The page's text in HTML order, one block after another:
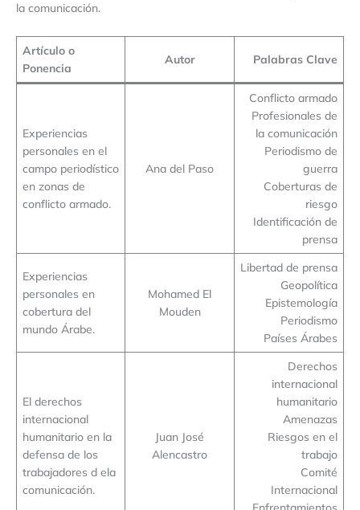
la comunicación.
Artículo o
Ponencia
Autor Palabras Clave
Experiencias
personales en el
campo periodístico
en zonas de
conflicto armado.
Ana del Paso
Conflicto armado
Profesionales de
la comunicación
Periodismo de
guerra
Coberturas de
riesgo
Identificación de
prensa
Experiencias
personales en
cobertura del
mundo Árabe.
Mohamed El
Mouden
Libertad de prensa
Geopolítica
Epistemología
Periodismo
Países Árabes
El derechos
internacional
humanitario en la
defensa de los
trabajadores d ela
comunicación.
Juan José
Alencastro
Derechos
internacional
humanitario
Amenazas
Riesgos en el
trabajo
Comité
Internacional